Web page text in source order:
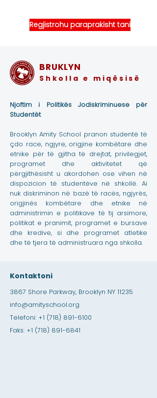
Regjistrohu paraprakisht tani
BRUKLYN
Shkolla e miqësisë
Njoftim i Politikës Jodiskriminuese për
Studentët
Brooklyn Amity School pranon studentë të
çdo race, ngjyre, origjine kombëtare dhe
etnike për të gjitha të drejtat, privilegjet,
programet dhe aktivitetet që
përgjithësisht u akordohen ose vihen në
dispozicion të studentëve në shkollë. Ai
nuk diskriminon në bazë të racës, ngjyrës,
origjinës kombëtare dhe etnike në
administrimin e politikave të tij arsimore,
politikat e pranimit, programet e bursave
dhe kredive, si dhe programet atletike
dhe të tjera të administruara nga shkolla.
Kontaktoni
3867 Shore Parkway, Brooklyn NY 11235
info@amityschool.org
Telefoni: +1 (718) 891-6100
Faks: +1 (718) 891-6841